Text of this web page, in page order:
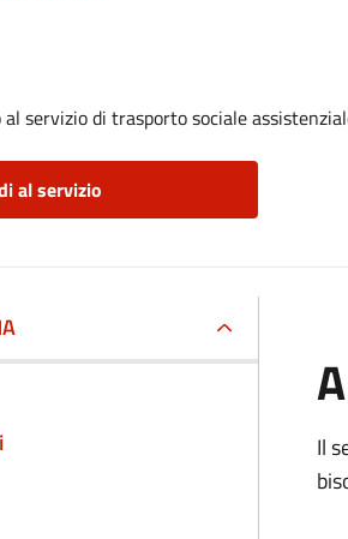
al servizio di trasporto sociale
al servizio
Il